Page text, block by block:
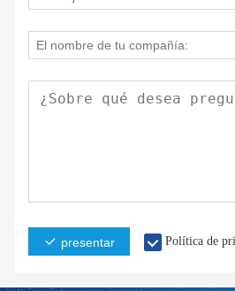
presentar Política de